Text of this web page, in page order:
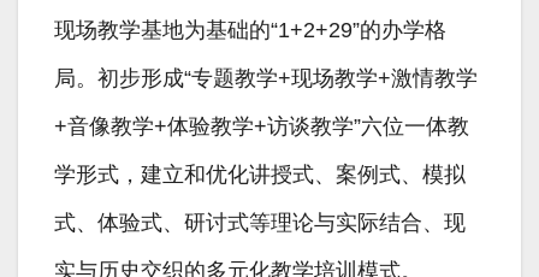
现场教学基地为基础的“1+2+29”的办学格
局。初步形成“专题教学+现场教学+激情教学
+音像教学+体验教学+访谈教学”六位一体教
学形式，建立和优化讲授式、案例式、模拟
式、体验式、研讨式等理论与实际结合、现
实与历史交织的多元化教学培训模式。